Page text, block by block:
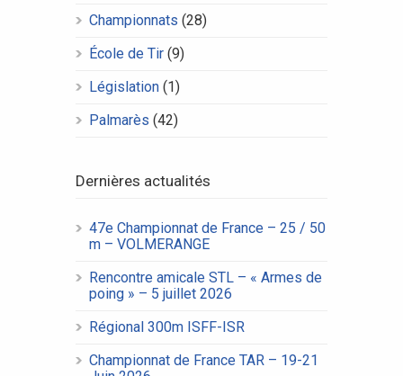
Championnats (28)
École de Tir (9)
Législation (1)
Palmarès (42)
Dernières actualités
47e Championnat de France – 25 / 50
m – VOLMERANGE
Rencontre amicale STL – « Armes de
poing » – 5 juillet 2026
Régional 300m ISFF-ISR
Championnat de France TAR – 19-21